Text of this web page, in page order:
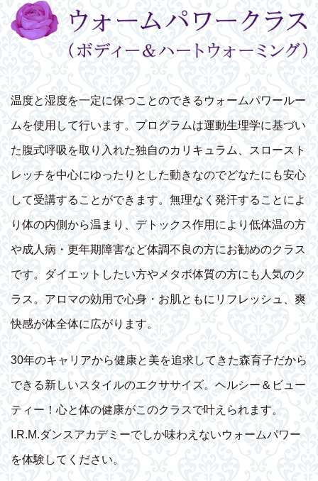
温度と湿度を一定に保つことのできるウォームパワールー
ムを使用して行います。プログラムは運動生理学に基づい
た腹式呼吸を取り入れた独自のカリキュラム、スロースト
レッチを中心にゆったりとした動きなのでどなたにも安心
して受講することができます。無理なく発汗することによ
り体の内側から温まり、デトックス作用により低体温の方
や成人病・更年期障害など体調不良の方にお勧めのクラス
です。ダイエットしたい方やメタボ体質の方にも人気のク
ラス。アロマの効用で心身・お肌ともにリフレッシュ、爽
快感が体全体に広がります。
30年のキャリアから健康と美を追求してきた森育子だから
できる新しいスタイルのエクササイズ。ヘルシー＆ビュー
ティー！心と体の健康がこのクラスで叶えられます。
I.R.M.ダンスアカデミーでしか味わえないウォームパワー
を体験してください。